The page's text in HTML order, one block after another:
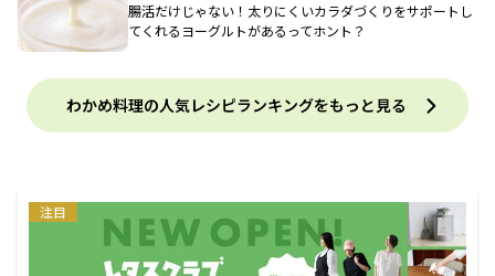
腸活だけじゃない！太りにくいカラダづくりをサポートし
てくれるヨーグルトがあるってホント？
わかめ料理の人気レシピランキングをもっと見る
注目